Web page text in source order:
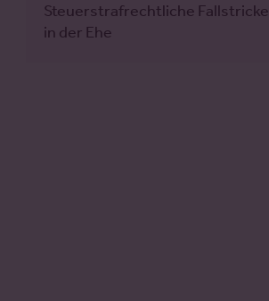
Steuerstrafrechtliche Fallstricke
in der Ehe